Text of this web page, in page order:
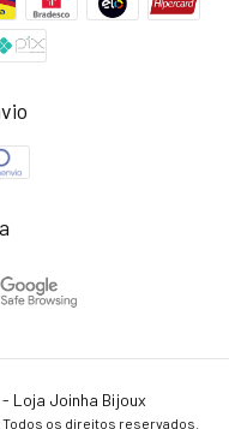
Loja Joinha Bijoux
os direitos reservados.